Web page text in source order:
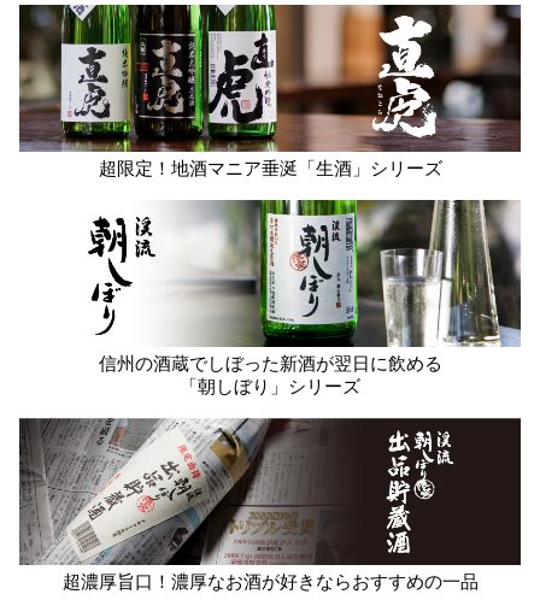
超限定！地酒マニア垂涎「生酒」シリーズ
信州の酒蔵でしぼった新酒が翌日に飲める
「朝しぼり」シリーズ
超濃厚旨口！濃厚なお酒が好きならおすすめの一品